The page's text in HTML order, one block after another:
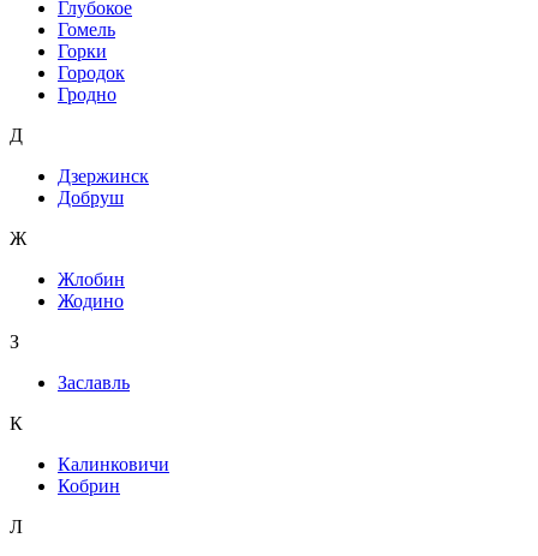
Глубокое
Гомель
Горки
Городок
Гродно
Д
Дзержинск
Добруш
Ж
Жлобин
Жодино
З
Заславль
К
Калинковичи
Кобрин
Л